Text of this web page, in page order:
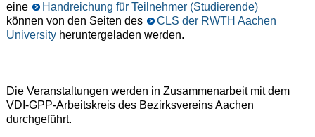
eine
Handreichung für Teilnehmer (Studierende)
können von den Seiten des
CLS der RWTH Aachen
Universityheruntergeladen werden.
Die Veranstaltungen werden in Zusammenarbeit mit dem
VDI-GPP-Arbeitskreis des Bezirksvereins Aachen
durchgeführt.